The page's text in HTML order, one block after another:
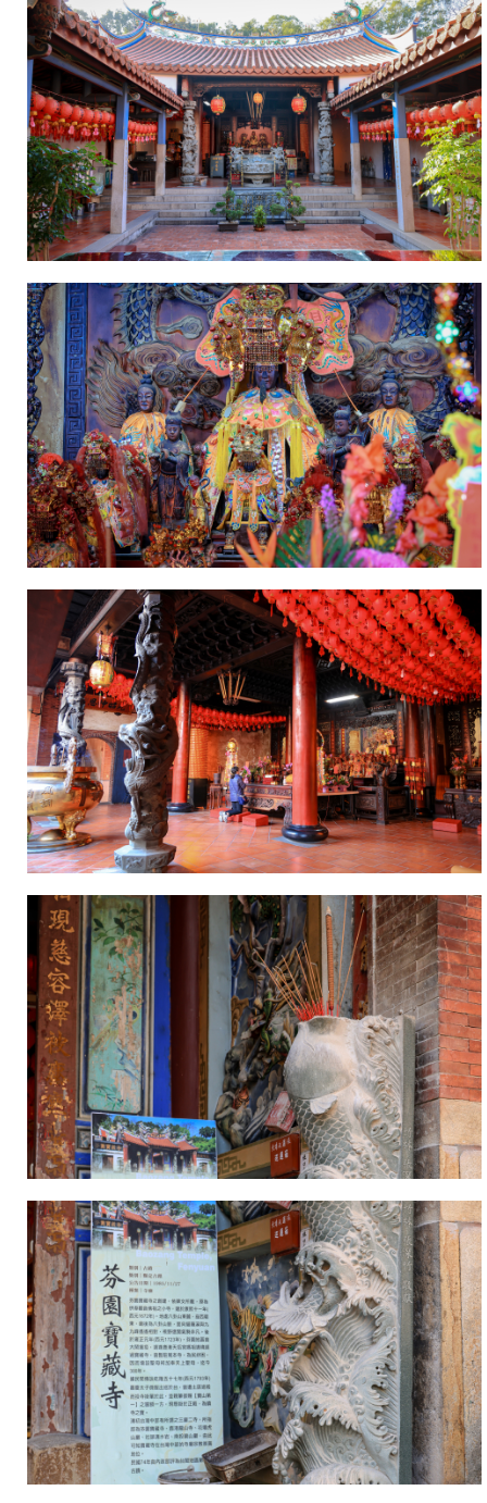
且
捐
地，
計
費
用
銀
一
千
三
百
六
十
五
元。
但
依
據
彰
化
縣
誌
則
為
寶
藏
寺
於
乾
隆
年
(西
元
1785
年)，
由
地
方
村
所
公
建。